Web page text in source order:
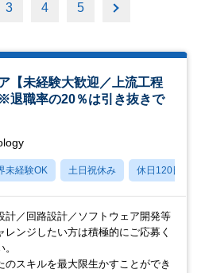
3 4 5
【未経験大歓迎／上流工程
退職率の20％は引き抜きで
未経験OK 土日祝休み 休日120日以上
計／回路設計／ソフトウェア開発等
レンジしたい方は積極的にご応募く
のスキルを最大限生かすことができ